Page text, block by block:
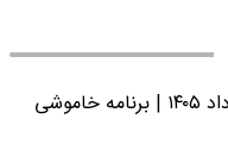
جدول قطعی برق کرمان روز شنبه ۱۷ مرداد ۱۴۰۵ | برنامه خاموشی